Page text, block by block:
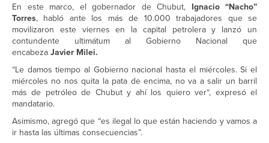
En este marco, el gobernador de Chubut, Ignacio “Nacho”
Torres, habló ante los más de 10.000 trabajadores que se
movilizaron este viernes en la capital petrolera y lanzó un
contundente ultimátum al Gobierno Nacional que
encabezaJavier Milei.
“Le damos tiempo al Gobierno nacional hasta el miércoles. Si el
miércoles no nos quita la pata de encima, no va a salir un barril
más de petróleo de Chubut y ahí los quiero ver“, expresó el
mandatario.
Asimismo, agregó que “es ilegal lo que están haciendo y vamos a
ir hasta las últimas consecuencias”.